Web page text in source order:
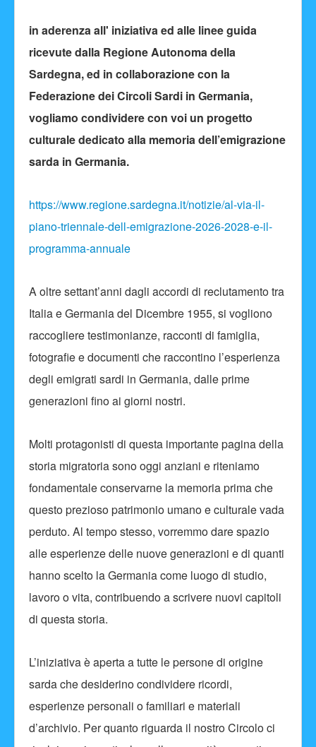
in aderenza all' iniziativa ed alle linee guida
ricevute dalla Regione Autonoma della
Sardegna, ed in collaborazione con la
Federazione dei Circoli Sardi in Germania,
vogliamo condividere con voi un progetto
culturale dedicato alla memoria dell’emigrazione
sarda in Germania.
https://www.regione.sardegna.it/notizie/al-via-il-
piano-triennale-dell-emigrazione-2026-2028-e-il-
programma-annuale
A oltre settant’anni dagli accordi di reclutamento tra
Italia e Germania del Dicembre 1955, si vogliono
raccogliere testimonianze, racconti di famiglia,
fotografie e documenti che raccontino l’esperienza
degli emigrati sardi in Germania, dalle prime
generazioni fino ai giorni nostri.
Molti protagonisti di questa importante pagina della
storia migratoria sono oggi anziani e riteniamo
fondamentale conservarne la memoria prima che
questo prezioso patrimonio umano e culturale vada
perduto. Al tempo stesso, vorremmo dare spazio
alle esperienze delle nuove generazioni e di quanti
hanno scelto la Germania come luogo di studio,
lavoro o vita, contribuendo a scrivere nuovi capitoli
di questa storia.
L’iniziativa è aperta a tutte le persone di origine
sarda che desiderino condividere ricordi,
esperienze personali o familiari e materiali
d’archivio. Per quanto riguarda il nostro Circolo ci